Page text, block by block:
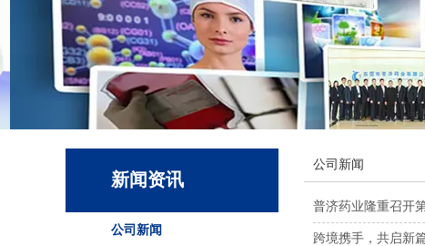
新闻资讯
公司新闻
公司新闻
普济药业隆重召开
跨境携手，共启新